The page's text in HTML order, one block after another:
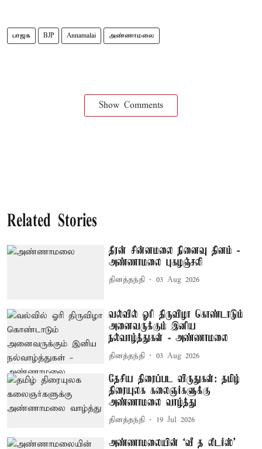
பாஜக BJP Annamalai அண்ணாமலை
Show Comments
Related Stories
தீரன் சின்னமலை நினைவு தினம் -
அண்ணாமலை புகழஞ்சலி
தினத்தந்தி 03 Aug 2026
வல்வில் ஓரி திருவிழா கொண்டாடும்
அனைவருக்கும் இனிய
நல்வாழ்த்துகள் - அண்ணாமலை
தினத்தந்தி 03 Aug 2026
தேசிய திரைப்பட விருதுகள்: தமிழ்
திரையுலக கலைஞர்களுக்கு
அண்ணாமலை வாழ்த்து
தினத்தந்தி 19 Jul 2026
அண்ணாமலையின் ‘வீ த லீடர்ஸ்’